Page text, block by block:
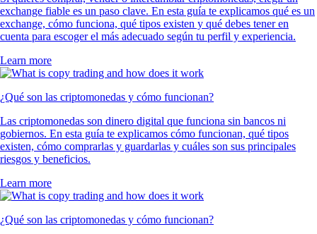
exchange fiable es un paso clave. En esta guía te explicamos qué es un
exchange, cómo funciona, qué tipos existen y qué debes tener en
cuenta para escoger el más adecuado según tu perfil y experiencia.
Learn more
¿Qué son las criptomonedas y cómo funcionan?
Las criptomonedas son dinero digital que funciona sin bancos ni
gobiernos. En esta guía te explicamos cómo funcionan, qué tipos
existen, cómo comprarlas y guardarlas y cuáles son sus principales
riesgos y beneficios.
Learn more
¿Qué son las criptomonedas y cómo funcionan?